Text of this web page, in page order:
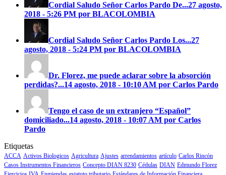
Cordial Saludo Señor Carlos Pardo De...27 agosto,
2018 - 5:26 PM por BLACOLOMBIA
Cordial Saludo Señor Carlos Pardo Los...27
agosto, 2018 - 5:24 PM por BLACOLOMBIA
Dr. Florez, me puede aclarar sobre la absorción
perdidas?...14 agosto, 2018 - 10:10 AM por Carlos Pardo
Tengo el caso de un extranjero “Español”
domiciliado...14 agosto, 2018 - 10:07 AM por Carlos
Pardo
Etiquetas
ACCA Activos Biologicos Agricultura Ajustes arrendamientos artículo Carlos Rincón
Casos Instrumentos Financieros Concepto DIAN 8230 Cédulas DIAN Edmundo Florez